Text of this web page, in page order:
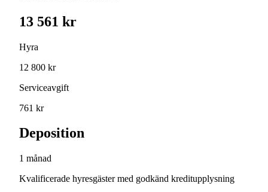
13 561 kr
Hyra
12 800 kr
Serviceavgift
761 kr
Deposition
1 månad
Kvalificerade hyresgäster med godkänd kreditupplysning